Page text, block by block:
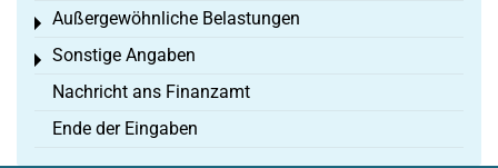
Außergewöhnliche Belastungen
Toggle menu
Sonstige Angaben
Toggle menu
Nachricht ans Finanzamt
Ende der Eingaben